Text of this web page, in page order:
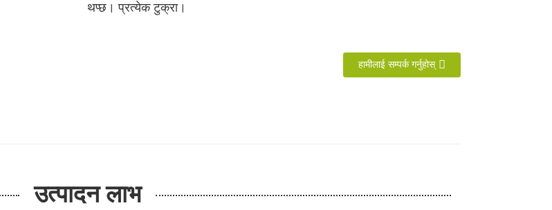
थप्छ। प्रत्येक टुक्रा।
हामीलाई सम्पर्क गर्नुहोस्
उत्पादन लाभ